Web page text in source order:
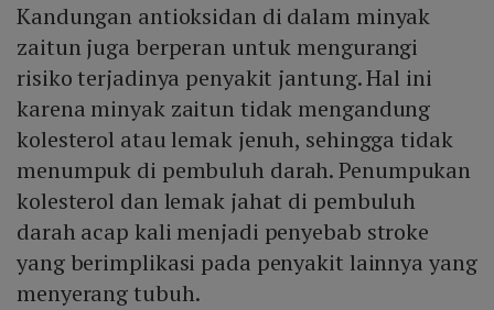
Kandungan antioksidan di dalam minyak
zaitun juga berperan untuk mengurangi
risiko terjadinya penyakit jantung. Hal ini
karena minyak zaitun tidak mengandung
kolesterol atau lemak jenuh, sehingga tidak
menumpuk di pembuluh darah. Penumpukan
kolesterol dan lemak jahat di pembuluh
darah acap kali menjadi penyebab stroke
yang berimplikasi pada penyakit lainnya yang
menyerang tubuh.